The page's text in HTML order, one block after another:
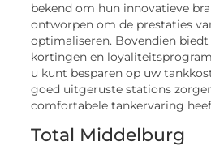
bekend om hun innovatieve
ontworpen om de prestaties
optimaliseren. Bovendien biedt
kortingen en
u kunt besparen op uw
goed uitgeruste stations
comfortabele tankervaring
Total Middelburg